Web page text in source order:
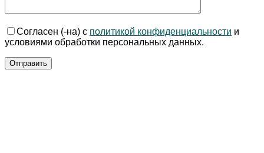
Согласен (-на) с политикой конфиденциальности и
условиями обработки персональных данных.